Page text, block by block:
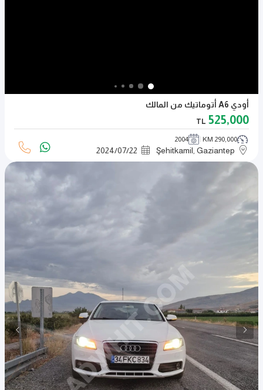
أودي A6 أتوماتيك من المالك
525,000
TL
290,000 KM
2004
Şehitkamil, Gaziantep
2024/07/22